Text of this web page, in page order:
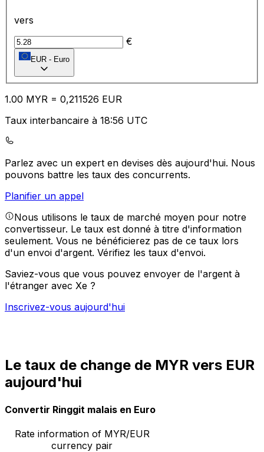
vers
€
EUR - Euro
1.00 MYR = 0,211526 EUR
Taux interbancaire à 18:56 UTC
Parlez avec un expert en devises dès aujourd'hui. Nous
pouvons battre les taux des concurrents.
Planifier un appel
Nous utilisons le taux de marché moyen pour notre
convertisseur. Le taux est donné à titre d'information
seulement. Vous ne bénéficierez pas de ce taux lors
d'un envoi d'argent. Vérifiez les taux d'envoi.
Saviez-vous que vous pouvez envoyer de l'argent à
l'étranger avec Xe ?
Inscrivez-vous aujourd'hui
Le taux de change de MYR vers EUR
aujourd'hui
Convertir Ringgit malais en Euro
Rate information of MYR/EUR
currency pair